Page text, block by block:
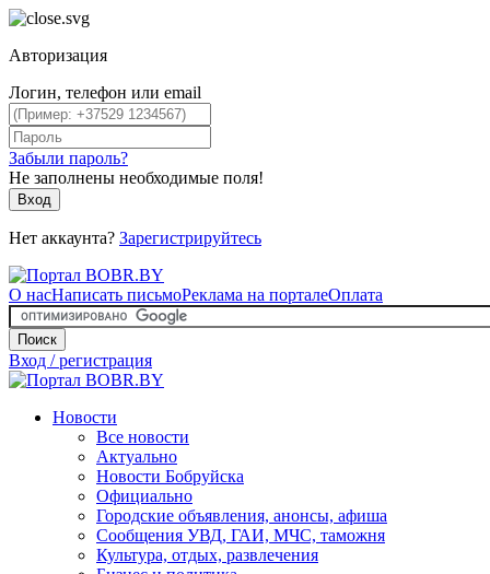
Авторизация
Логин, телефон или email
Забыли пароль?
Не заполнены необходимые поля!
Вход
Нет аккаунта? Зарегистрируйтесь
О насНаписать письмоРеклама на порталеОплата
Поиск
Вход / регистрация
Новости
Все новости
Актуально
Новости Бобруйска
Официально
Городские объявления, анонсы, афиша
Сообщения УВД, ГАИ, МЧС, таможня
Культура, отдых, развлечения